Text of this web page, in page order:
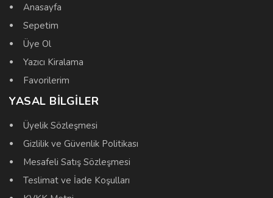
Anasayfa
Sepetim
Üye Ol
Yazıcı Kiralama
Favorilerim
YASAL BILGILER
Üyelik Sözleşmesi
Gizlilik ve Güvenlik Politikası
Mesafeli Satış Sözleşmesi
Teslimat ve İade Koşulları